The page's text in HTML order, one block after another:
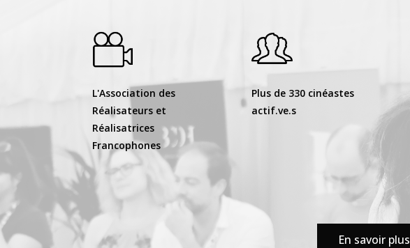
L'Association des
Réalisateurs et
Réalisatrices
Francophones
Plus de 330 cinéastes
actif.ve.s
En savoir plus